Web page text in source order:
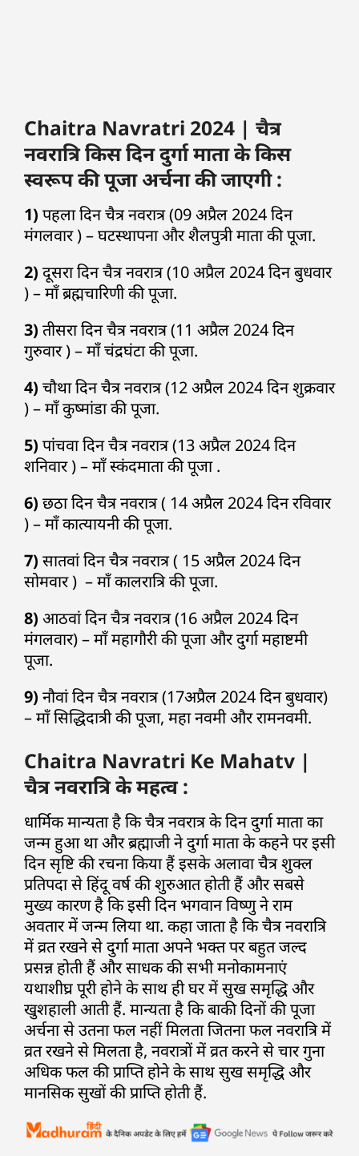
Chaitra Navratri 2024 | चैत्र
नवरात्रि किस दिन दुर्गा माता के किस
स्वरूप की पूजा अर्चना की जाएगी :
1) पहला दिन चैत्र नवरात्र (09 अप्रैल 2024 दिन
मंगलवार ) – घटस्थापना और शैलपुत्री माता की पूजा.
2) दूसरा दिन चैत्र नवरात्र (10 अप्रैल 2024 दिन बुधवार
) – माँ ब्रह्मचारिणी की पूजा.
3) तीसरा दिन चैत्र नवरात्र (11 अप्रैल 2024 दिन
गुरुवार ) – माँ चंद्रघंटा की पूजा.
4) चौथा दिन चैत्र नवरात्र (12 अप्रैल 2024 दिन शुक्रवार
) – माँ कुष्मांडा की पूजा.
5) पांचवा दिन चैत्र नवरात्र (13 अप्रैल 2024 दिन
शनिवार ) – माँ स्कंदमाता की पूजा .
6) छठा दिन चैत्र नवरात्र ( 14 अप्रैल 2024 दिन रविवार
) – माँ कात्यायनी की पूजा.
7) सातवां दिन चैत्र नवरात्र ( 15 अप्रैल 2024 दिन
सोमवार ) – माँ कालरात्रि की पूजा.
8) आठवां दिन चैत्र नवरात्र (16 अप्रैल 2024 दिन
मंगलवार) – माँ महागौरी की पूजा और दुर्गा महाष्टमी
पूजा.
9) नौवां दिन चैत्र नवरात्र (17अप्रैल 2024 दिन बुधवार)
– माँ सिद्धिदात्री की पूजा, महा नवमी और रामनवमी.
Chaitra Navratri Ke Mahatv |
चैत्र नवरात्रि के महत्व :
धार्मिक मान्यता है कि चैत्र नवरात्र के दिन दुर्गा माता का
जन्म हुआ था और ब्रह्माजी ने दुर्गा माता के कहने पर इसी
दिन सृष्टि की रचना किया हैं इसके अलावा चैत्र शुक्ल
प्रतिपदा से हिंदू वर्ष की शुरुआत होती हैं और सबसे
मुख्य कारण है कि इसी दिन भगवान विष्णु ने राम
अवतार में जन्म लिया था. कहा जाता है कि चैत्र नवरात्रि
में व्रत रखने से दुर्गा माता अपने भक्त पर बहुत जल्द
प्रसन्न होती हैं और साधक की सभी मनोकामनाएं
यथाशीघ्र पूरी होने के साथ ही घर में सुख समृद्धि और
खुशहाली आती हैं. मान्यता है कि बाकी दिनों की पूजा
अर्चना से उतना फल नहीं मिलता जितना फल नवरात्रि में
व्रत रखने से मिलता है, नवरात्रों में व्रत करने से चार गुना
अधिक फल की प्राप्ति होने के साथ सुख समृद्धि और
मानसिक सुखों की प्राप्ति होती हैं.